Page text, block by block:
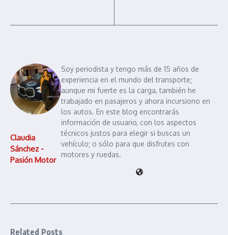
Claudia
Sánchez -
Pasión Motor
Soy periodista y tengo más de 15 años de
experiencia en el mundo del transporte;
aunque mi fuerte es la carga, también he
trabajado en pasajeros y ahora incursiono en
los autos. En este blog encontrarás
información de usuario, con los aspectos
técnicos justos para elegir si buscas un
vehículo; o sólo para que disfrutes con
motores y ruedas.
Related Posts